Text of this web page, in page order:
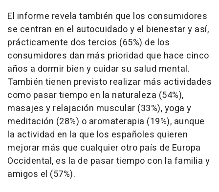
El informe revela también que los consumidores
se centran en el autocuidado y el bienestar y así,
prácticamente dos tercios (65%) de los
consumidores dan más prioridad que hace cinco
años a dormir bien y cuidar su salud mental.
También tienen previsto realizar más actividades
como pasar tiempo en la naturaleza (54%),
masajes y relajación muscular (33%), yoga y
meditación (28%) o aromaterapia (19%), aunque
la actividad en la que los españoles quieren
mejorar más que cualquier otro país de Europa
Occidental, es la de pasar tiempo con la familia y
amigos el (57%).